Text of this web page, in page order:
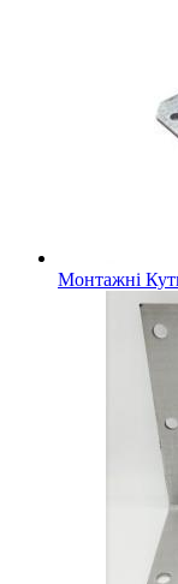
Монтажні